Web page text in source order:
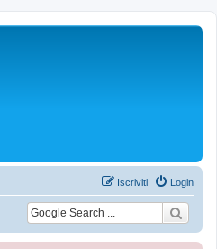
Login
Iscriviti